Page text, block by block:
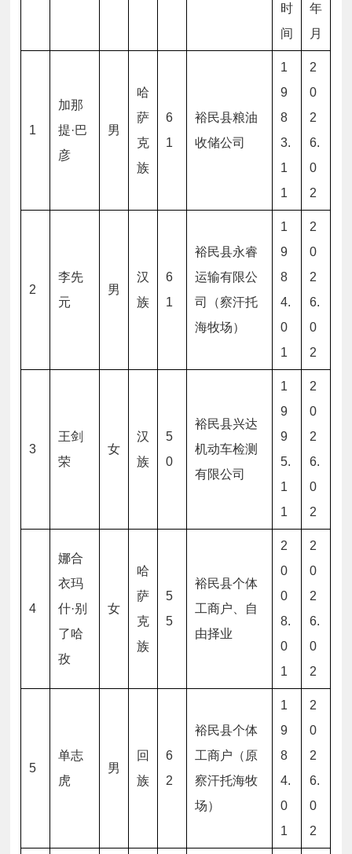
时
间
年
月
1
加那
提·巴
彦
男
哈
萨
克
族
6
1
裕民县粮油
收储公司
1
9
8
3.
1
1
2
0
2
6.
0
2
2
李先
元
男
汉
族
6
1
裕民县永睿
运输有限公
司（察汗托
海牧场）
1
9
8
4.
0
1
2
0
2
6.
0
2
3
王剑
荣
女
汉
族
5
0
裕民县兴达
机动车检测
有限公司
1
9
9
5.
1
1
2
0
2
6.
0
2
4
娜合
衣玛
什·别
了哈
孜
女
哈
萨
克
族
5
5
裕民县个体
工商户、自
由择业
2
0
0
8.
0
1
2
0
2
6.
0
2
5
单志
虎
男
回
族
6
2
裕民县个体
工商户（原
察汗托海牧
场）
1
9
8
4.
0
1
2
0
2
6.
0
2